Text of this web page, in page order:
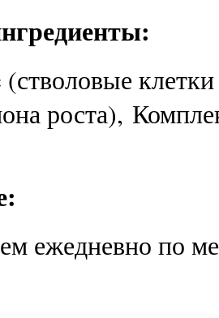
(стволовые
роста),
ежедневно по